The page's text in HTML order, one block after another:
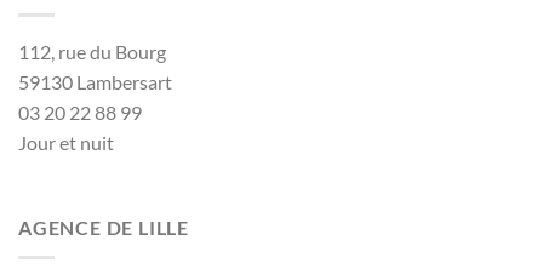
112, rue du Bourg
59130 Lambersart
03 20 22 88 99
Jour et nuit
AGENCE DE LILLE